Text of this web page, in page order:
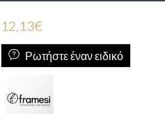
12,13€
Ρωτήστε έναν ειδικό